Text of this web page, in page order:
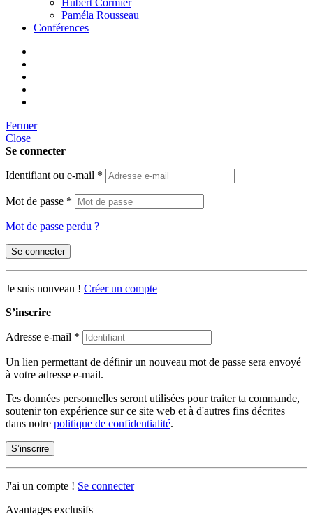
Hubert Cormier
Paméla Rousseau
Conférences
Fermer
Close
Se connecter
Identifiant ou e-mail *
Mot de passe *
Mot de passe perdu ?
Se connecter
Je suis nouveau ! Créer un compte
S’inscrire
Adresse e-mail *
Un lien permettant de définir un nouveau mot de passe sera envoyé
à votre adresse e-mail.
Tes données personnelles seront utilisées pour traiter ta commande,
soutenir ton expérience sur ce site web et à d'autres fins décrites
dans notre politique de confidentialité.
S’inscrire
J'ai un compte ! Se connecter
Avantages exclusifs